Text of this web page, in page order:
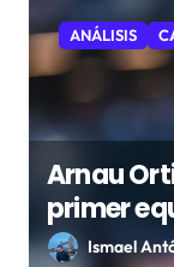
ANÁLISIS
Arnau
primer
Ismael